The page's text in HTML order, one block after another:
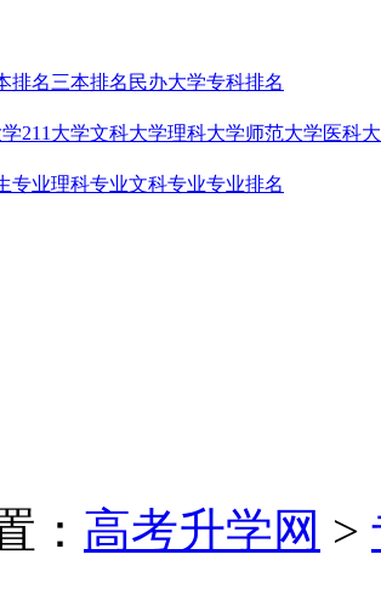
排名三本排名 民办大学专科排名
211大学文科大学理科大学师范大学医科
专业理科专业文科专业专业排名
： 高考升学网 >